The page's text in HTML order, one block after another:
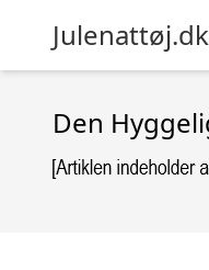
Julenattøj.dk
Den